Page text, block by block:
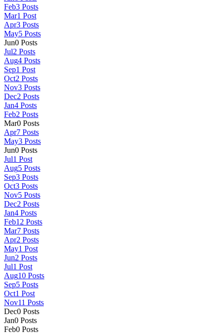
Feb3 Posts
Mar1 Post
Apr3 Posts
May5 Posts
Jun0 Posts
Jul2 Posts
Aug4 Posts
Sep1 Post
Oct2 Posts
Nov3 Posts
Dec2 Posts
Jan4 Posts
Feb2 Posts
Mar0 Posts
Apr7 Posts
May3 Posts
Jun0 Posts
Jul1 Post
Aug5 Posts
Sep3 Posts
Oct3 Posts
Nov5 Posts
Dec2 Posts
Jan4 Posts
Feb12 Posts
Mar7 Posts
Apr2 Posts
May1 Post
Jun2 Posts
Jul1 Post
Aug10 Posts
Sep5 Posts
Oct1 Post
Nov11 Posts
Dec0 Posts
Jan0 Posts
Feb0 Posts